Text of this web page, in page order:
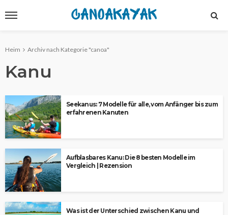
Heim Archiv nach Kategorie "canoa"
Kanu
Seekanus: 7 Modelle für alle, vom Anfänger bis zum
erfahrenen Kanuten
Aufblasbares Kanu: Die 8 besten Modelle im
Vergleich | Rezension
Was ist der Unterschied zwischen Kanu und